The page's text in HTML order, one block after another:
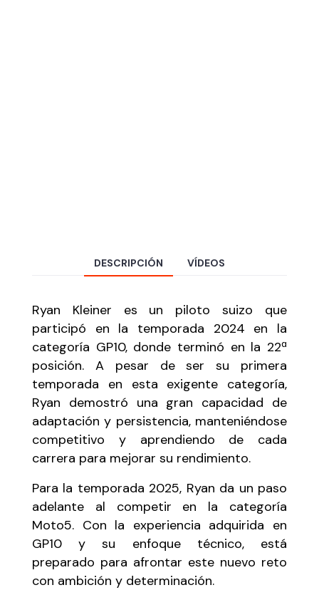
DESCRIPCIÓN VÍDEOS
Ryan Kleiner es un piloto suizo que
participó en la temporada 2024 en la
categoría GP10, donde terminó en la 22ª
posición. A pesar de ser su primera
temporada en esta exigente categoría,
Ryan demostró una gran capacidad de
adaptación y persistencia, manteniéndose
competitivo y aprendiendo de cada
carrera para mejorar su rendimiento.
Para la temporada 2025, Ryan da un paso
adelante al competir en la categoría
Moto5. Con la experiencia adquirida en
GP10 y su enfoque técnico, está
preparado para afrontar este nuevo reto
con ambición y determinación.